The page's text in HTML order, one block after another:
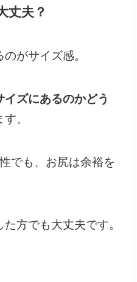
丈夫？
がサイズ感。
イズにあるのかどう
。
でも、お尻は余裕を
方でも大丈夫です。